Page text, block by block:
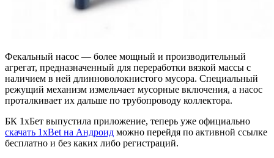
Фекальный насос — более мощный и производительный
агрегат, предназначенный для переработки вязкой массы с
наличием в ней длинноволокнистого мусора. Специальный
режущий механизм измельчает мусорные включения, а насос
проталкивает их дальше по трубопроводу коллектора.
БК 1хБет выпустила приложение, теперь уже официально
скачать 1xBet на Андроид можно перейдя по активной ссылке
бесплатно и без каких либо регистраций.